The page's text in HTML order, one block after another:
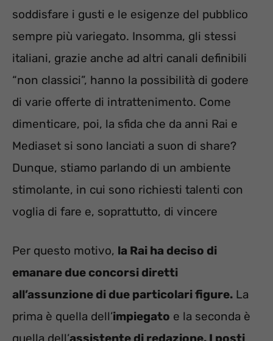
soddisfare i gusti e le esigenze del pubblico
sempre più variegato. Insomma, gli stessi
italiani, grazie anche ad altri canali definibili
“non classici”, hanno la possibilità di godere
di varie offerte di intrattenimento. Come
dimenticare, poi, la sfida che da anni Rai e
Mediaset si sono lanciati a suon di share?
Dunque, stiamo parlando di un ambiente
stimolante, in cui sono richiesti talenti con
voglia di fare e, soprattutto, di vincere
Per questo motivo, la Rai ha deciso di
emanare due concorsi diretti
all’assunzione di due particolari figure. La
prima è quella dell’impiegato e la seconda è